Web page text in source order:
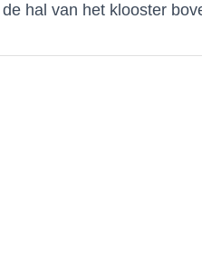
hal van het klooster